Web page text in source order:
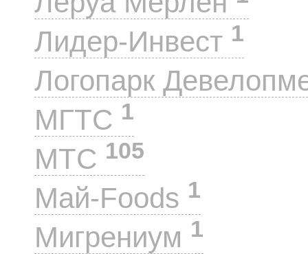
Лидер-Инвест 1
Логопарк
МГТС 1
МТС 105
Май-Foods 1
Мигрениум 1